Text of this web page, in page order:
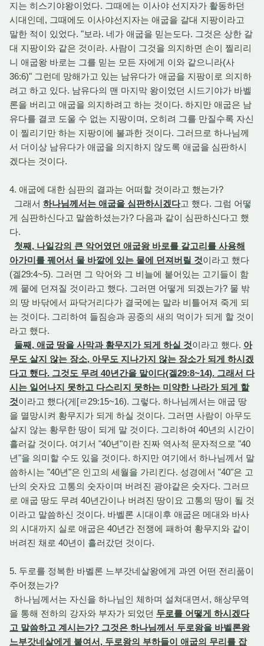
지는 히스기야왕이었다. 그때에는 이사야 선지자가 활동하던
시대인데, 그때에도 이사야선지자는 애굽을 갈대 지팡이라고
말한 적이 있었다. "보라. 네가 애굽을 믿는도다. 그것은 상한 갈
대 지팡이와 같은 것이라. 사람이 그것을 의지하면 손이 찔리리
니 애굽왕 바로는 그를 믿는 모든 자에게 이와 같으니라(사
36:6)" 그런데 망해가고 있는 남유다가 애굽을 지팡이로 의지하
려고 하고 있다. 남유다의 맨 마지막 왕이었던 시드기야가 바벨
론을 버리고 애굽을 의지하려고 하는 것이다. 하지만 애굽은 남
유다를 결코 도울 수 없는 지팡이며, 오히려 그를 만질수록 자신
이 찔리기만 하는 지팡이에 불과한 것이다. 그러므로 하나님께
서 더이상 남유다가 애굽을 의지하지 않도록 애굽을 심판하시
겠다는 것이다.
4. 애굽에 대한 심판의 결과는 어떠할 것이라고 했는가?
그래서 하나님께서는 애굽을 심판하시겠다고 했다. 그럼 어떻
게 심판하신다고 말씀하셨는가? 다음과 같이 심판하신다고 했
다.
첫째, 나일강의 큰 악어였던 애굽왕 바로를 갈고리를 사용해
아가미를 꿰어서 물 바깥에 있는 뭍에 던져버릴 것이라고 했다
(겔29:4~5). 그러면 그 악어와 그 비늘에 붙어있는 고기들이 함
께 뭍에 던져질 것이라고 했다. 그러면 어떻게 되겠는가? 물 밖
의 땅 바닦에서 파닥거리다가 결국에는 말라 비틀어져 죽게 되
는 것이다. 그리하여 들짐승과 공중의 새의 먹이가 되게 할 것이
라고 했다.
둘째, 애굽 땅을 사막과 황무지가 되게 하실 것이라고 했다. 아
무도 살지 않는 장소, 아무도 지나가지 않는 장소가 되게 하시겠
다고 했다. 그것도 무려 40년간을 말이다(겔29:8~14). 그래서 다
시는 일어나지 못하고 다스리지 못하는 미약한 나라가 되게 할
것이라고 했다(게[ㄹ29:15~16). 그렇다. 하나님께서는 애굽 땅
을 멸망시켜 황무지가 되게 하실 것이다. 그러면 사람이 아무도
살지 않는 황무한 땅이 되게 말 것이다. 그리하여 40년의 시간이
흘러갈 것이다. 여기서 "40년"이란 진짜 역사적 문자적으로 "40
년"을 의미할 수도 있을 것이다. 하지만 여기에서 하나님께서 말
씀하시는 "40년"은 인고의 세월을 가리킨다. 성경에서 "40"은 고
난의 숫자요 고통의 숫자이며 버려진 광야같은 숫자다. 그러므
로 애굽 땅도 무려 40년간이나 버려진 땅이요 고통의 땅이 될 것
이라고 말씀하신 것이다. 바벨론 시대이후 애굽은 메대와 바사
의 시대까지 실로 애굽은 40년간 전쟁에 패하여 황무지와 같이
버려진 채로 40년이 흘러갔던 것이다.
5. 두로를 정복한 바벨론 느부갓네살왕에게 과연 어떤 전리품이
주어졌는가?
하나님께서는 자신을 하나님인 체하며 설쳐대면서, 해상무역
을 통해 전하의 강자와 부자가 되었던 두로를 어떻게 하시겠다
고 말씀하고 계시는가? 그것은 하나님께서 두로왕을 바벨론왕
느부갓네살에게 붙여서, 두로왕의 부하들이 애굽의 무리를 잡